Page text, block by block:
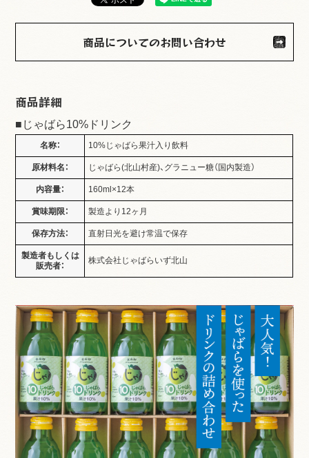
商品についてのお問い合わせ
商品詳細
■じゃばら10%ドリンク
名称： 10%じゃばら果汁入り飲料
原材料名： じゃばら(北山村産)、グラニュー糖（国内製造）
内容量： 160ml×12本
賞味期限： 製造より12ヶ月
保存方法： 直射日光を避け常温で保存
製造者もしくは
販売者：
株式会社じゃばらいず北山